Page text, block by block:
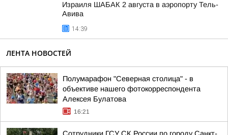
Израиля ШАБАК 2 августа в аэропорту Тель-
Авива
14:39
ЛЕНТА НОВОСТЕЙ
Полумарафон "Северная столица" - в
объективе нашего фотокорреспондента
Алексея Булатова
16:21